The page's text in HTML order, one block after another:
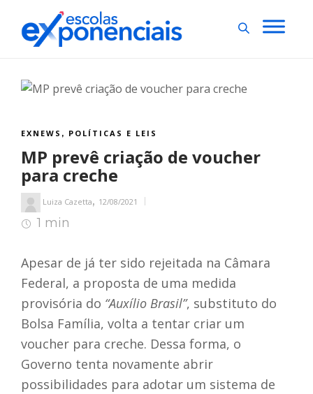
EXNEWS , POLÍTICAS E LEIS
MP prevê criação de voucher
para creche
Luiza Cazetta, 12/08/2021
1 min
Apesar de já ter sido rejeitada na Câmara
Federal, a proposta de uma medida
provisória do “Auxílio Brasil”, substituto do
Bolsa Família, volta a tentar criar um
voucher para creche. Dessa forma, o
Governo tenta novamente abrir
possibilidades para adotar um sistema de